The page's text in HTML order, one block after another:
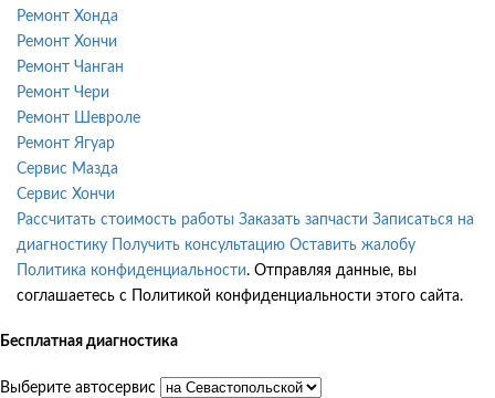
Ремонт Хонда
Ремонт Хончи
Ремонт Чанган
Ремонт Чери
Ремонт Шевроле
Ремонт Ягуар
Сервис Мазда
Сервис Хончи
Рассчитать стоимость работы Заказать запчасти Записаться на
диагностику
Получить консультацию Оставить жалобу
Политика конфиденциальности. Отправляя данные, вы
соглашаетесь с Политикой конфиденциальности этого сайта.
Бесплатная диагностика
Выберите автосервис